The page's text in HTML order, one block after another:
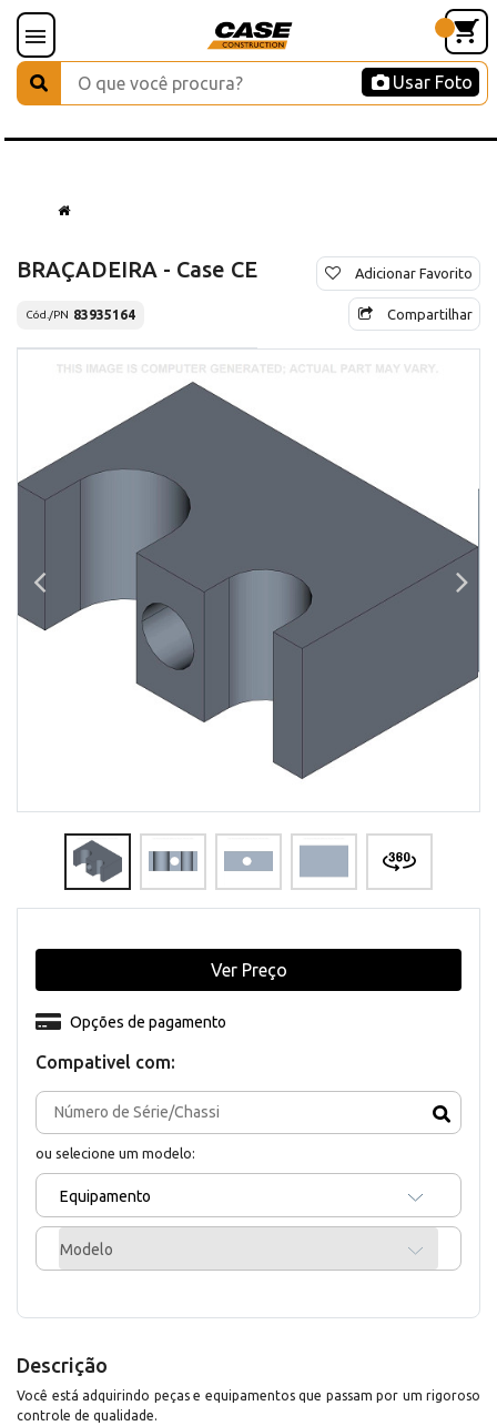
Usar Foto
BRAÇADEIRA - Case CE
Cód./PN 83935164
Adicionar Favorito
Compartilhar
Compativel com:
ou selecione um modelo:
Equipamento
Modelo
Opções de pagamento
Ver Preço
Descrição
Você está adquirindo peças e equipamentos que passam por um rigoroso
controle de qualidade.